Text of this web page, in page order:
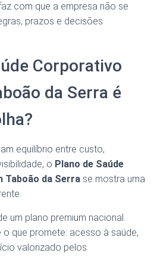
com que a empresa não se
prazos e decisões
Corporativo
da Serra é
equilíbrio entre custo,
o Plano de Saúde
Taboão da Serra se mostra uma
um plano premium nacional.
que promete: acesso à saúde,
valorizado pelos